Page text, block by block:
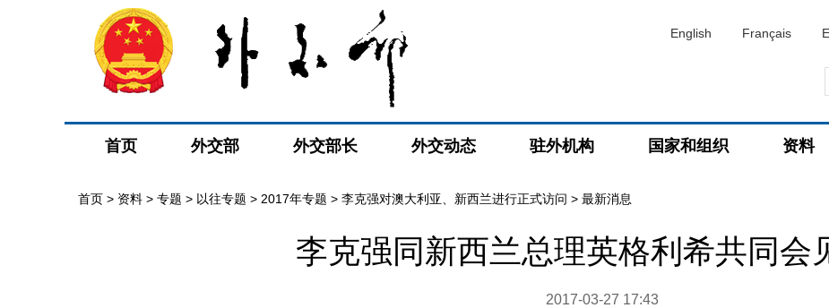
English Français
首页 外交部 外交部长 外交动态 驻外机构 国家和组织 资料
首页 > 资料 > 专题 > 以往专题 > 2017年专题 > 李克强对澳大利亚、新西兰进行正式访问 > 最新消息
李克强同新西兰总理英格利希共同会
2017-03-27 17:43